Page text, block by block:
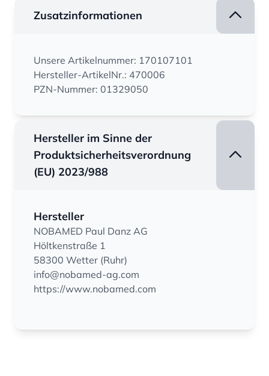
Zusatzinformationen
Unsere Artikelnummer: 170107101
Hersteller-ArtikelNr.: 470006
PZN-Nummer: 01329050
Hersteller im Sinne der
Produktsicherheitsverordnung
(EU) 2023/988
Hersteller
NOBAMED Paul Danz AG
Höltkenstraße 1
58300 Wetter (Ruhr)
info@nobamed-ag.com
https://www.nobamed.com